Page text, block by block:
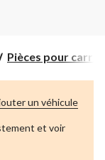
Pièces pour
et voir
un véhicule